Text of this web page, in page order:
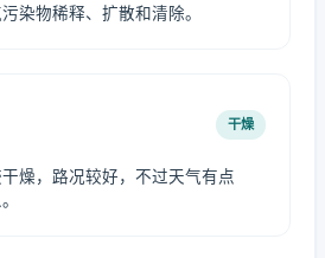
染物稀释、扩散和清除。
干燥
燥，路况较好，不过天气有点